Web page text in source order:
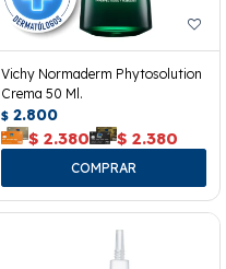
Vichy Normaderm Phytosolution
Crema 50 Ml.
$ 2.800
$ 2.380 $ 2.380